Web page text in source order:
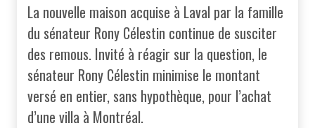
La nouvelle maison acquise à Laval par la famille
du sénateur Rony Célestin continue de susciter
des remous. Invité à réagir sur la question, le
sénateur Rony Célestin minimise le montant
versé en entier, sans hypothèque, pour l’achat
d’une villa à Montréal.